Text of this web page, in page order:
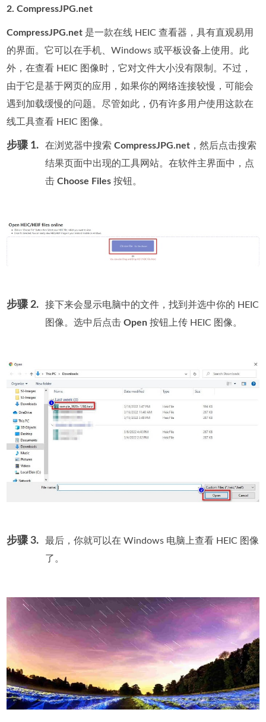
2. CompressJPG.net
CompressJPG.net 是一款在线 HEIC 查看器，具有直观易用
的界面。它可以在手机、Windows 或平板设备上使用。此
外，在查看 HEIC 图像时，它对文件大小没有限制。不过，
由于它是基于网页的应用，如果你的网络连接较慢，可能会
遇到加载缓慢的问题。尽管如此，仍有许多用户使用这款在
线工具查看 HEIC 图像。
步骤 1. 在浏览器中搜索CompressJPG.net ，然后点击搜索
结果页面中出现的工具网站。在软件主界面中，点
击Choose Files 按钮。
步骤 2.
接下来会显示电脑中的文件，找到并选中你的 HEIC
图像。选中后点击Open 按钮上传 HEIC 图像。
步骤 3.
最后，你就可以在 Windows 电脑上查看 HEIC 图像
了。